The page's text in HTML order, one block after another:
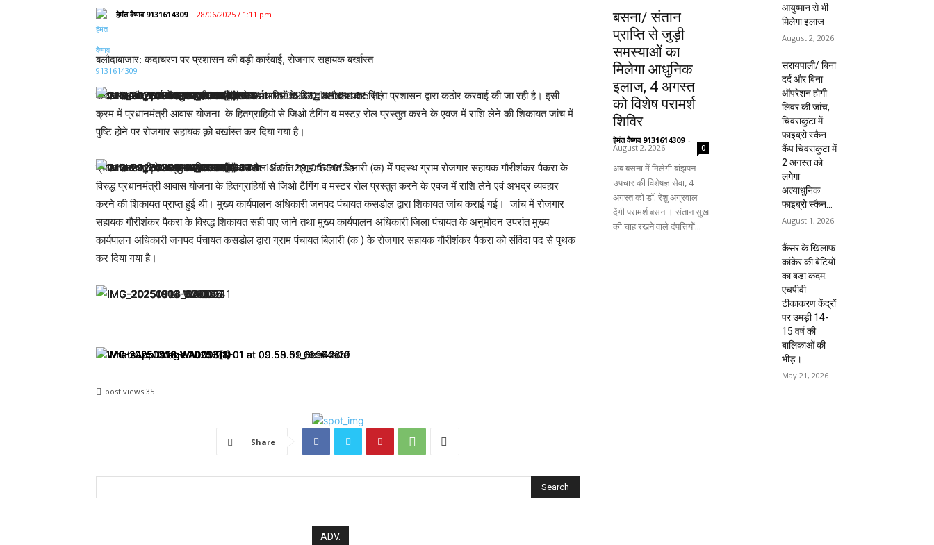
हेमंत वैष्णव 9131614309 28/06/2025 / 1:11 pm
बलौदाबाजार: कदाचरण पर प्रशासन की बड़ी कार्रवाई, रोजगार सहायक बर्खास्त
कदाचरण और कार्य में लापरवाही बरतने वाले कर्मचारियों के विरुद्ध बलौदाबाजार जिला प्रशासन द्वारा कठोर करवाई की जा रही है। इसी
क्रम में प्रधानमंत्री आवास योजना के हितग्राहियो से जिओ टैगिंग व मस्टऱ रोल प्रस्तुत करने के एवज में राशि लेने की शिकायत जांच में
पुष्टि होने पर रोजगार सहायक क़ो बर्खास्त कर दिया गया है।
प्राप्त जानकारी के अनुसार विकासखंड कसडोल अंतर्गत ग्राम पंचायत बिलारी (क) में पदस्थ ग्राम रोजगार सहायक गौरीशंकर पैकरा के
विरुद्ध प्रधानमंत्री आवास योजना के हितग्राहियों से जिओ टैगिंग व मस्टऱ रोल प्रस्तुत करने के एवज में राशि लेने एवं अभद्र व्यवहार
करने की शिकायत प्राप्त हुई थी। मुख्य कार्यपालन अधिकारी जनपद पंचायत कसडोल द्वारा शिकायत जांच कराई गई। जांच में रोजगार
सहायक गौरीशंकर पैकरा के विरुद्ध शिकायत सही पाए जाने तथा मुख्य कार्यपालन अधिकारी जिला पंचायत के अनुमोदन उपरांत मुख्य
कार्यपालन अधिकारी जनपद पंचायत कसडोल द्वारा ग्राम पंचायत बिलारी (क ) के रोजगार सहायक गौरीशंकर पैकरा को संविदा पद से पृथक
कर दिया गया है।
post views 35
Share
Search
ADV.
बसना/ संतान
प्राप्ति से जुड़ी
समस्याओं का
मिलेगा आधुनिक
इलाज, 4 अगस्त
को विशेष परामर्श
शिविर
हेमंत वैष्णव 9131614309 -
August 2, 2026 0
अब बसना में मिलेगी बांझपन
उपचार की विशेषज्ञ सेवा, 4
अगस्त को डॉ. रेशु अग्रवाल
देंगी परामर्श बसना। संतान सुख
की चाह रखने वाले दंपत्तियों...
आयुष्मान से भी
मिलेगा इलाज
August 2, 2026
सरायपाली/ बिना
दर्द और बिना
ऑपरेशन होगी
लिवर की जांच,
चिवराकुटा में
फाइब्रो स्कैन
कैंप चिवराकुटा में
2 अगस्त को
लगेगा
अत्याधुनिक
फाइब्रो स्कैन...
August 1, 2026
कैंसर के खिलाफ
कांकेर की बेटियों
का बड़ा कदम:
एचपीवी
टीकाकरण केंद्रों
पर उमड़ी 14-
15 वर्ष की
बालिकाओं की
भीड़।
May 21, 2026